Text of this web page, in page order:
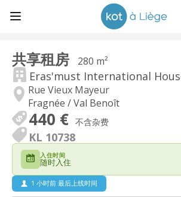
共享租房 280 m²
Eras'must International
Rue Vieux Mayeur
Fragnée / Val Benoît
440 € 不含杂费
KL 10738
入住时间
随时入住
1 小时前 最后上线时间